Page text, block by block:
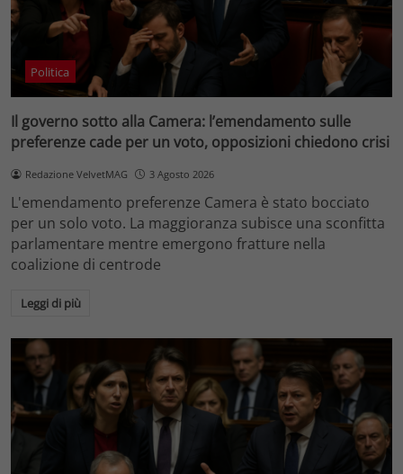
Politica
Il governo sotto alla Camera: l’emendamento sulle
preferenze cade per un voto, opposizioni chiedono crisi
Redazione VelvetMAG 3 Agosto 2026
L'emendamento preferenze Camera è stato bocciato
per un solo voto. La maggioranza subisce una sconfitta
parlamentare mentre emergono fratture nella
coalizione di centrode
Leggi di più